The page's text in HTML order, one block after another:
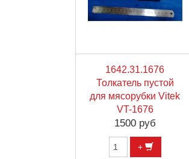
1642.31.1676
Толкатель пустой
для мясорубки Vitek
VT-1676
1500 руб
+